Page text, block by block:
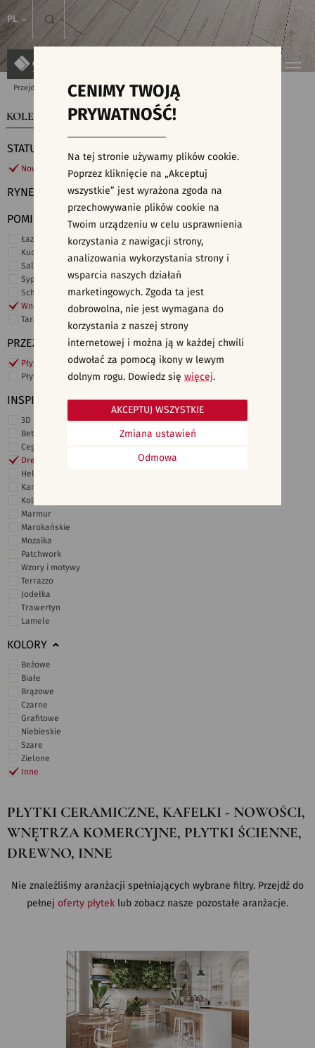
PL
Przejdź do strony głównej Kolekcje
KOLEKCJE WYSZUKIWARKA PŁYTEK
STATUS
Nowości
RYNEK
POMIESZCZENIE
Łazienka
Kuchnia
Salon i hol
Sypialnia
Schody
Wnętrza komercyjne
Taras i ogród
PRZEZNACZENIE
Płytki ścienne
Płytki podłogowe
INSPIRACJE
3D i struktury
Beton
Cegiełki
Drewno
Heksagonalne
Kamień
Kolor
Marmur
Marokańskie
Mozaika
Patchwork
Wzory i motywy
Terrazzo
Jodełka
Trawertyn
Lamele
KOLORY
Beżowe
Białe
Brązowe
Czarne
Grafitowe
Niebieskie
Szare
Zielone
Inne
PŁYTKI CERAMICZNE, KAFELKI - NOWOŚCI,
WNĘTRZA KOMERCYJNE, PŁYTKI ŚCIENNE,
DREWNO, INNE
Nie znaleźliśmy aranżacji spełniających wybrane filtry. Przejdź do
pełnej oferty płytek lub zobacz nasze pozostałe aranżacje.
CENIMY TWOJĄ
PRYWATNOŚĆ!
Na tej stronie używamy plików cookie.
Poprzez kliknięcie na „Akceptuj
wszystkie” jest wyrażona zgoda na
przechowywanie plików cookie na
Twoim urządzeniu w celu usprawnienia
korzystania z nawigacji strony,
analizowania wykorzystania strony i
wsparcia naszych działań
marketingowych. Zgoda ta jest
dobrowolna, nie jest wymagana do
korzystania z naszej strony
internetowej i można ją w każdej chwili
odwołać za pomocą ikony w lewym
dolnym rogu. Dowiedz się więcej.
Odmowa
Zmiana ustawień
AKCEPTUJ WSZYSTKIE